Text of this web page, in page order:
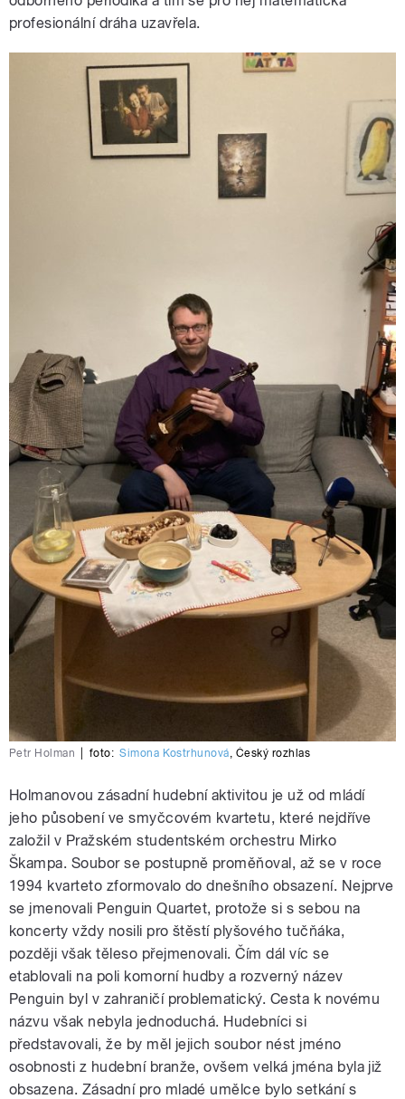
profesionální dráha uzavřela.
Petr Holman foto: Simona Kostrhunová Český rozhlas
Holmanovou zásadní hudební aktivitou je už od mládí
jeho působení ve smyčcovém kvartetu, které nejdříve
založil v Pražském studentském orchestru Mirko
Škampa. Soubor se postupně proměňoval, až se v roce
1994 kvarteto zformovalo do dnešního obsazení. Nejprve
se jmenovali Penguin Quartet, protože si s sebou na
koncerty vždy nosili pro štěstí plyšového tučňáka,
později však těleso přejmenovali. Čím dál víc se
etablovali na poli komorní hudby a rozverný název
Penguin byl v zahraničí problematický. Cesta k novému
názvu však nebyla jednoduchá. Hudebníci si
představovali, že by měl jejich soubor nést jméno
osobnosti z hudební branže, ovšem velká jména byla již
obsazena. Zásadní pro mladé umělce bylo setkání s